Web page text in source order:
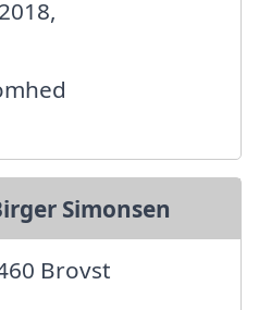
Simonsen
Brovst